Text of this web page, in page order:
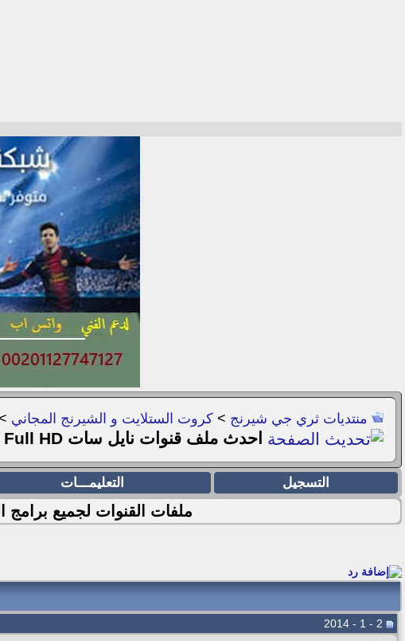
منتديات ثري جي شيرنج > كروت الستلايت و الشيرنج المجاني
احدث ملف قنوات نايل سات Full HD لــ DVBViewer بتاريخ 02- 01 -2015
التسجيل التعليمـــات
ملفات القنوات لجميع برامج